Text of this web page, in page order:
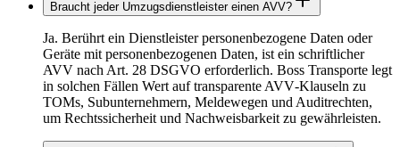
Braucht jeder Umzugsdienstleister einen AVV?
Ja. Berührt ein Dienstleister personenbezogene Daten oder
Geräte mit personenbezogenen Daten, ist ein schriftlicher
AVV nach Art. 28 DSGVO erforderlich. Boss Transporte legt
in solchen Fällen Wert auf transparente AVV‑Klauseln zu
TOMs, Subunternehmern, Meldewegen und Auditrechten,
um Rechtssicherheit und Nachweisbarkeit zu gewährleisten.